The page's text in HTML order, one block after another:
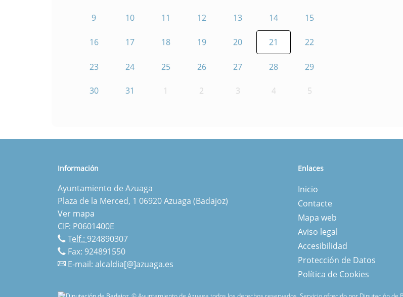
9 10 11 12 13 14 15
16 17 18 19 20 21 22
23 24 25 26 27 28 29
30 31 1 2 3 4 5
Información
Ayuntamiento de Azuaga
Plaza de la Merced, 1 06920 Azuaga (Badajoz)
Ver mapa
CIF: P0601400E
Telf.: 924890307
Fax: 924891550
E-mail: alcaldia[@]azuaga.es
Enlaces
Inicio
Contacte
Mapa web
Aviso legal
Accesibilidad
Protección de Datos
Política de Cookies